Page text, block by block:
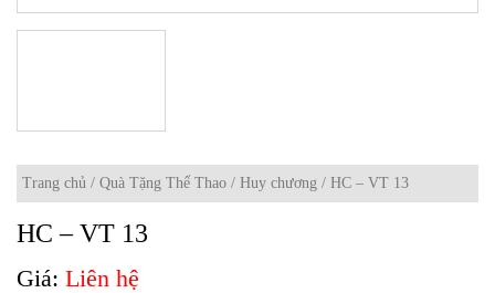
Trang chủ / Quà Tặng Thể Thao / Huy chương / HC – VT 13
HC – VT 13
Liên hệ